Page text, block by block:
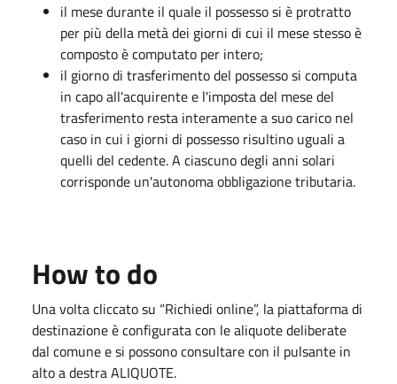
il mese durante il quale il possesso si è protratto
per più della metà dei giorni di cui il mese stesso è
composto è computato per intero;
il giorno di trasferimento del possesso si computa
in capo all'acquirente e l'imposta del mese del
trasferimento resta interamente a suo carico nel
caso in cui i giorni di possesso risultino uguali a
quelli del cedente. A ciascuno degli anni solari
corrisponde un'autonoma obbligazione tributaria.
How to do
Una volta cliccato su “Richiedi online”, la piattaforma di
destinazione è configurata con le aliquote deliberate
dal comune e si possono consultare con il pulsante in
alto a destra ALIQUOTE.